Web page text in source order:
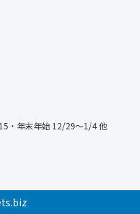
・年末年始 12/29〜1/4 他